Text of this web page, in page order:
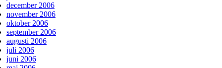
december 2006
november 2006
oktober 2006
september 2006
augusti 2006
juli 2006
juni 2006